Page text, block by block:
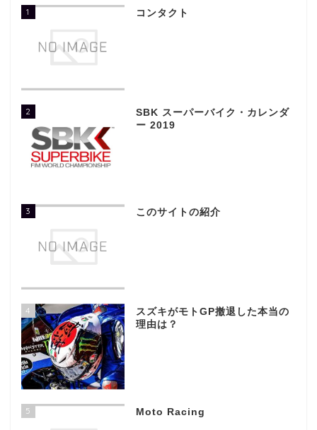
1 コンタクト
2
SBK スーパーバイク・カレンダ
ー 2019
3 このサイトの紹介
4
スズキがモトGP撤退した本当の
理由は？
5 Moto Racing